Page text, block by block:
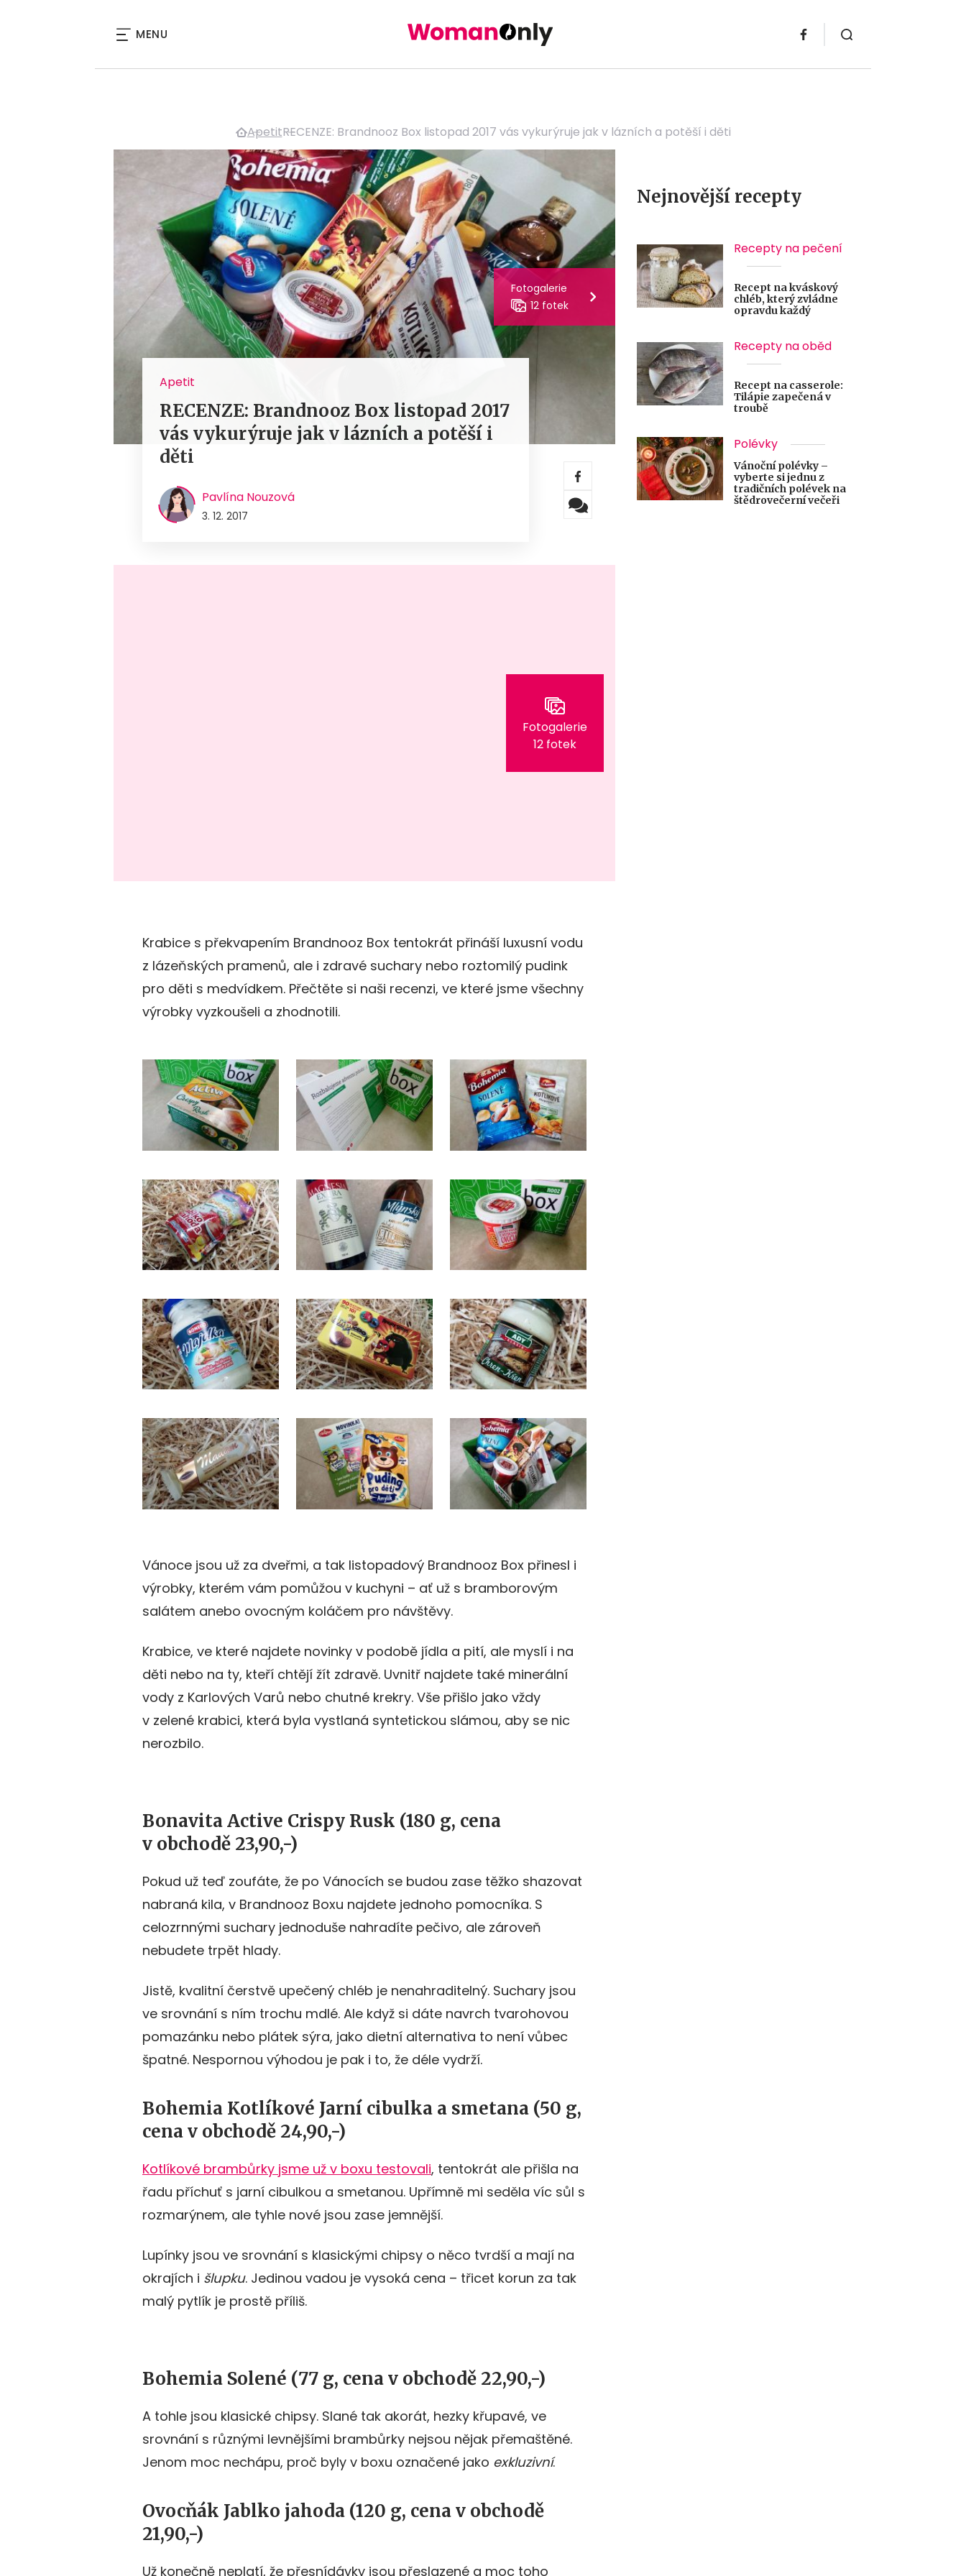
MENU
ApetitRECENZE: Brandnooz Box listopad 2017 vás vykurýruje jak v lázních a potěší i děti
Fotogalerie
12 fotek
Apetit
RECENZE: Brandnooz Box listopad 2017
vás vykurýruje jak v lázních a potěší i
děti
Pavlína Nouzová
3. 12. 2017
Fotogalerie
12 fotek
Krabice s překvapením Brandnooz Box tentokrát přináší luxusní vodu
z lázeňských pramenů, ale i zdravé suchary nebo roztomilý pudink
pro děti s medvídkem. Přečtěte si naši recenzi, ve které jsme všechny
výrobky vyzkoušeli a zhodnotili.
Vánoce jsou už za dveřmi, a tak listopadový Brandnooz Box přinesl i
výrobky, kterém vám pomůžou v kuchyni – ať už s bramborovým
salátem anebo ovocným koláčem pro návštěvy.
Krabice, ve které najdete novinky v podobě jídla a pití, ale myslí i na
děti nebo na ty, kteří chtějí žít zdravě. Uvnitř najdete také minerální
vody z Karlových Varů nebo chutné krekry. Vše přišlo jako vždy
v zelené krabici, která byla vystlaná syntetickou slámou, aby se nic
nerozbilo.
Bonavita Active Crispy Rusk (180 g, cena
v obchodě 23,90,-)
Pokud už teď zoufáte, že po Vánocích se budou zase těžko shazovat
nabraná kila, v Brandnooz Boxu najdete jednoho pomocníka. S
celozrnnými suchary jednoduše nahradíte pečivo, ale zároveň
nebudete trpět hlady.
Jistě, kvalitní čerstvě upečený chléb je nenahraditelný. Suchary jsou
ve srovnání s ním trochu mdlé. Ale když si dáte navrch tvarohovou
pomazánku nebo plátek sýra, jako dietní alternativa to není vůbec
špatné. Nespornou výhodou je pak i to, že déle vydrží.
Bohemia Kotlíkové Jarní cibulka a smetana (50 g,
cena v obchodě 24,90,-)
Kotlíkové brambůrky jsme už v boxu testovali, tentokrát ale přišla na
řadu příchuť s jarní cibulkou a smetanou. Upřímně mi seděla víc sůl s
rozmarýnem, ale tyhle nové jsou zase jemnější.
Lupínky jsou ve srovnání s klasickými chipsy o něco tvrdší a mají na
okrajích i šlupku. Jedinou vadou je vysoká cena – třicet korun za tak
malý pytlík je prostě příliš.
Bohemia Solené (77 g, cena v obchodě 22,90,-)
A tohle jsou klasické chipsy. Slané tak akorát, hezky křupavé, ve
srovnání s různými levnějšími brambůrky nejsou nějak přemaštěné.
Jenom moc nechápu, proč byly v boxu označené jako exkluzivní.
Ovocňák Jablko jahoda (120 g, cena v obchodě
21,90,-)
Už konečně neplatí, že přesnídávky jsou přeslazené a moc toho
Nejnovější recepty
Recepty na pečení
Recept na kváskový
chléb, který zvládne
opravdu každý
Recepty na oběd
Recept na casserole:
Tilápie zapečená v
troubě
Polévky
Vánoční polévky –
vyberte si jednu z
tradičních polévek na
štědrovečerní večeři